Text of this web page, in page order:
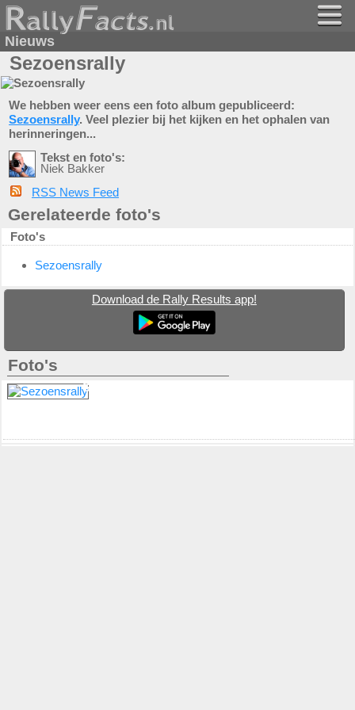
Nieuws
Sezoensrally
We hebben weer eens een foto album gepubliceerd:
Sezoensrally. Veel plezier bij het kijken en het ophalen van
herinneringen...
Tekst en foto's:
Niek Bakker
RSS News Feed
Gerelateerde foto's
Foto's
Sezoensrally
Download de Rally Results app!
Foto's
Sezoensrally